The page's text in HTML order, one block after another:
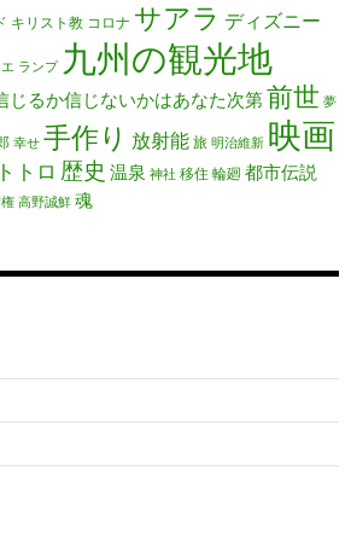
キリスト教 コロナ サアラ ディズニー
ランプ 九州の観光地
じるか信じないかはあなた次第前世 夢
幸せ 手作り 放射能 旅 明治維新 映画
トロ 歴史 温泉 神社 移住 輪廻 都市伝説
高野誠鮮 魂